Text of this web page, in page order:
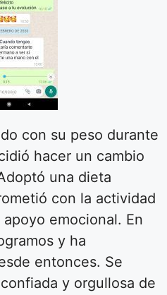
con su peso durante
hacer un cambio
una dieta
con la actividad
emocional. En
y ha
entonces. Se
y orgullosa de